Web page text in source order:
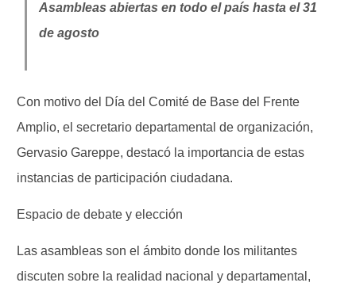
Asambleas abiertas en todo el país hasta el 31
de agosto
Con motivo del Día del Comité de Base del Frente
Amplio, el secretario departamental de organización,
Gervasio Gareppe, destacó la importancia de estas
instancias de participación ciudadana.
Espacio de debate y elección
Las asambleas son el ámbito donde los militantes
discuten sobre la realidad nacional y departamental,